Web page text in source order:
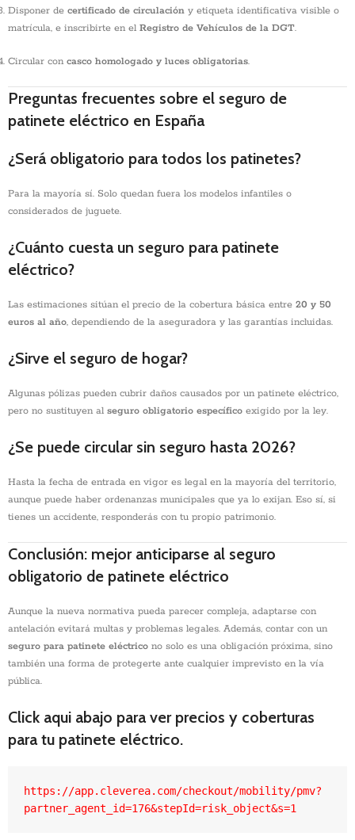
Disponer de certificado de circulación y etiqueta identificativa visible o
matrícula, e inscribirte en el Registro de Vehículos de la DGT.
Circular con casco homologado y luces obligatorias.
Preguntas frecuentes sobre el seguro de
patinete eléctrico en España
¿Será obligatorio para todos los patinetes?
Para la mayoría sí. Solo quedan fuera los modelos infantiles o
considerados de juguete.
¿Cuánto cuesta un seguro para patinete
eléctrico?
Las estimaciones sitúan el precio de la cobertura básica entre 20 y 50
euros al año, dependiendo de la aseguradora y las garantías incluidas.
¿Sirve el seguro de hogar?
Algunas pólizas pueden cubrir daños causados por un patinete eléctrico,
pero no sustituyen al seguro obligatorio específico exigido por la ley.
¿Se puede circular sin seguro hasta 2026?
Hasta la fecha de entrada en vigor es legal en la mayoría del territorio,
aunque puede haber ordenanzas municipales que ya lo exijan. Eso sí, si
tienes un accidente, responderás con tu propio patrimonio.
Conclusión: mejor anticiparse al seguro
obligatorio de patinete eléctrico
Aunque la nueva normativa pueda parecer compleja, adaptarse con
antelación evitará multas y problemas legales. Además, contar con un
seguro para patinete eléctrico no solo es una obligación próxima, sino
también una forma de protegerte ante cualquier imprevisto en la vía
pública.
Click aqui abajo para ver precios y coberturas
para tu patinete eléctrico.
https://app.cleverea.com/checkout/mobility/pmv?
partner_agent_id=176&stepId=risk_object&s=1